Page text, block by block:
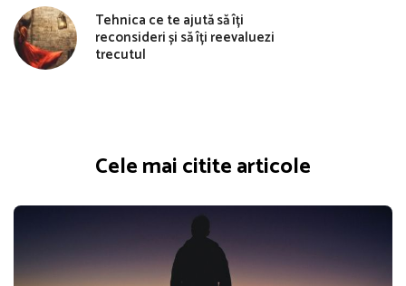
Tehnica ce te ajută să îți
reconsideri și să îți reevaluezi
trecutul
Cele mai citite articole